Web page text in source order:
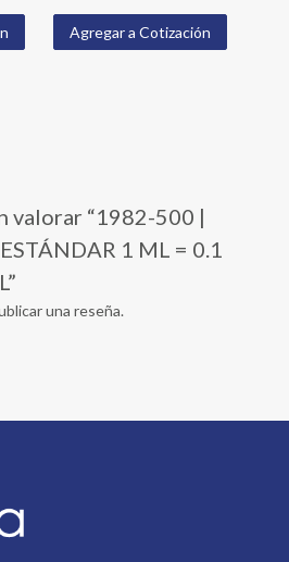
Agregar a Cotización
valorar “1982-500 |
1 ML = 0.1
una reseña.